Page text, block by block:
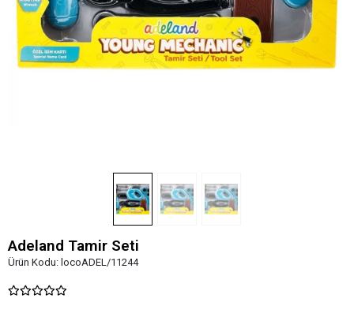
Adeland Tamir Seti
Ürün Kodu: locoADEL/11244